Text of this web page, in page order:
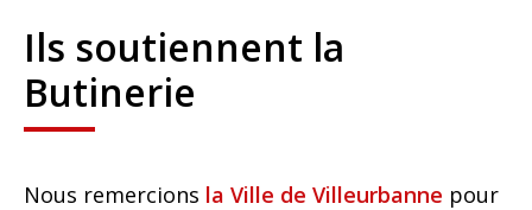
Ils soutiennent la
Butinerie
Nous remercions la Ville de Villeurbanne pour